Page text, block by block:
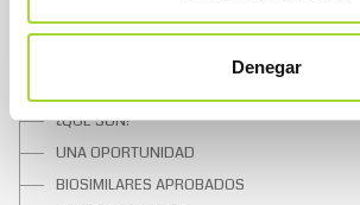
Denegar
SOBRE LOS BIOSIMILARES
¿QUÉ SON?
UNA OPORTUNIDAD
BIOSIMILARES APROBADOS